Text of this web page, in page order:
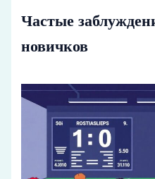
Частые
новичков